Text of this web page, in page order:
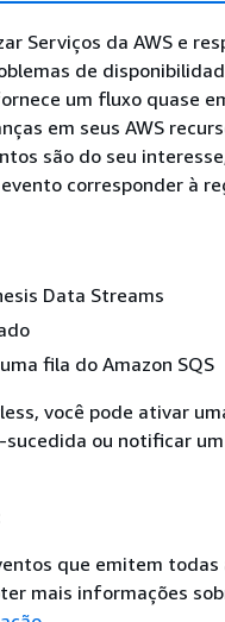
Serviços da AWS e
de
um fluxo quase
em seus AWS
são do seu
corresponder à
Data Streams
fila do Amazon SQS
você pode ativar
ou notificar
que emitem todas
mais informações